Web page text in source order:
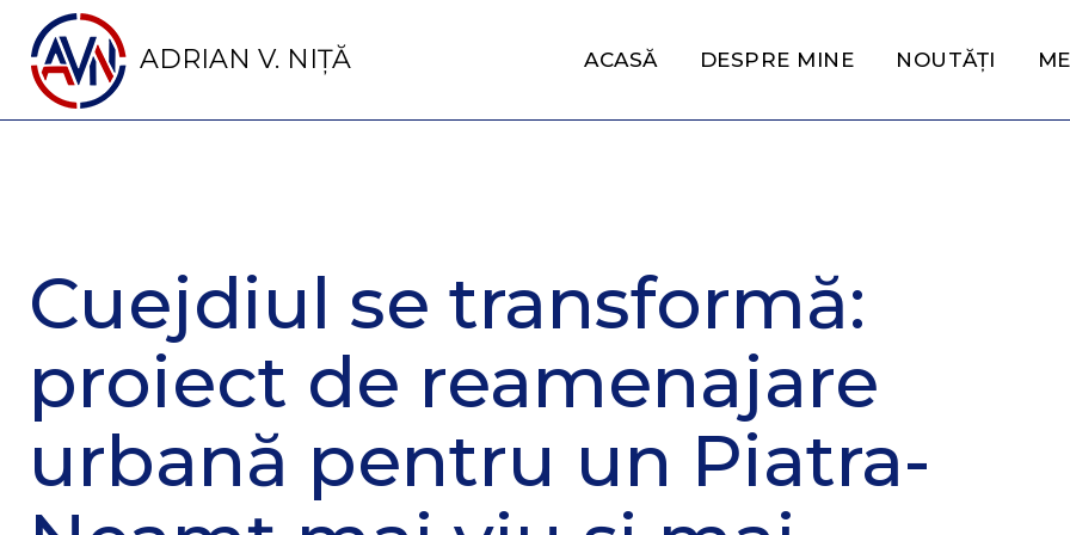
ADRIAN V. NIȚĂ ACASĂ DESPRE MINE NOUTĂȚI
Cuejdiul se transformă:
proiect de reamenajare
urbană pentru un Piatra-